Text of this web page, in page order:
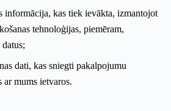
informācija, kas tiek ievākta, izmantojot
tehnoloģijas, piemēram,
dati, kas sniegti pakalpojumu
ar mums ietvaros.